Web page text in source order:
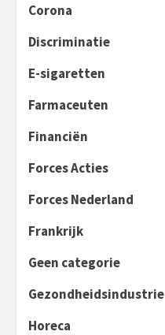
Corona
Discriminatie
E-sigaretten
Farmaceuten
Financiën
Forces Acties
Forces Nederland
Frankrijk
Geen categorie
Gezondheidsindustrie
Horeca